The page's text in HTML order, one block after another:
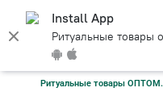
Install App
Ритуальные товары
Ритуальные товары